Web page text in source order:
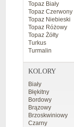
Topaz Biały
Topaz Czerwony
Topaz Niebieski
Topaz Różowy
Topaz Żółty
Turkus
Turmalin
KOLORY
Biały
Błękitny
Bordowy
Brązowy
Brzoskwiniowy
Czarny